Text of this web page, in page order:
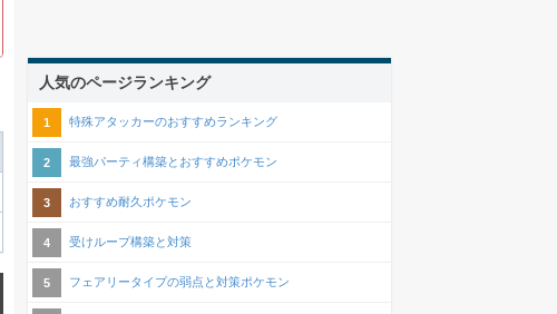
人気のページランキング
特殊アタッカーのおすすめランキング
最強パーティ構築とおすすめポケモン
おすすめ耐久ポケモン
受けループ構築と対策
フェアリータイプの弱点と対策ポケモン